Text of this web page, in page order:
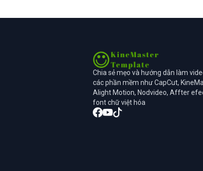
Chia sẻ mẹo và hướng dẫn làm
các phần mềm như CapCut,
Alight Motion, Nodvideo, Affter
font chữ việt hóa